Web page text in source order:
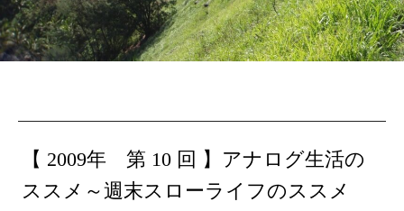
【 2009年 第 10 回 】 アナログ生活の
ススメ ～週末スローライフのススメ